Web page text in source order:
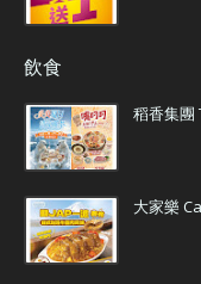
飲食
稻香集團
大家樂